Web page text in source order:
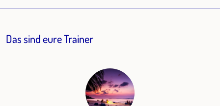
Das sind eure Trainer